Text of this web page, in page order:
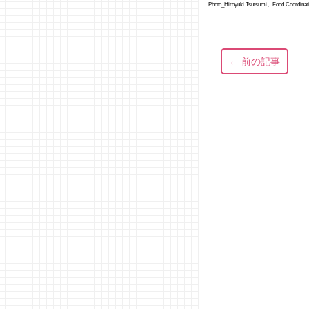
Photo_Hiroyuki Tsutsumi、Food
← 前の記事